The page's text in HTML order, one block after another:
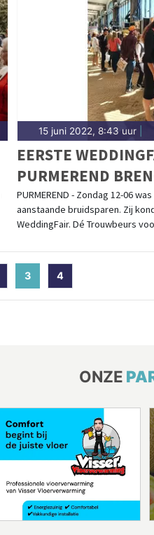
15 juni 2022, 8:43 uur|
EERSTE
PURMEREND
BEZOEKERS NAAR
PURMEREND - Zondag 12-06
aanstaande bruidsparen. Zij
WeddingFair. Dé Trouwbeurs
3(current)
4
ONZE